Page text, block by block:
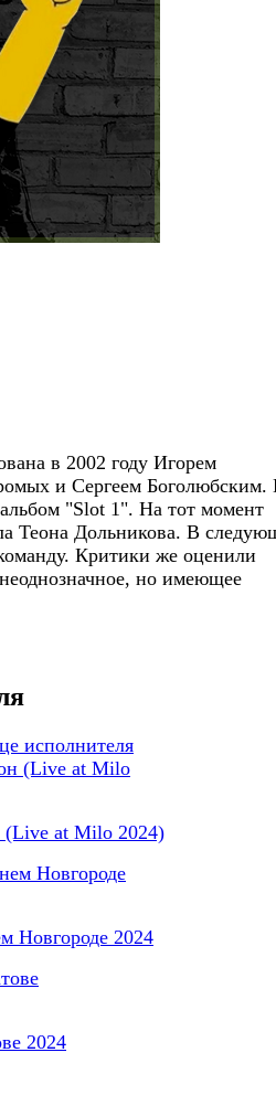
в 2002 году Игорем
и Сергеем Боголюбским.
"Slot 1". На тот момент
Теона Дольникова. В
Критики же оценили
но имеющее
исполнителя
at Milo 2024)
Новгороде 2024
2024